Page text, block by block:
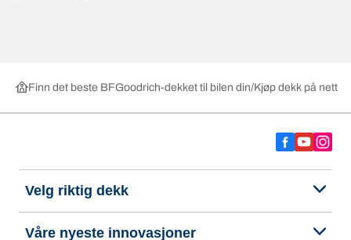
Finn det beste BFGoodrich-dekket til bilen din Kjøp dekk på nett
Velg riktig dekk
Våre nyeste innovasjoner